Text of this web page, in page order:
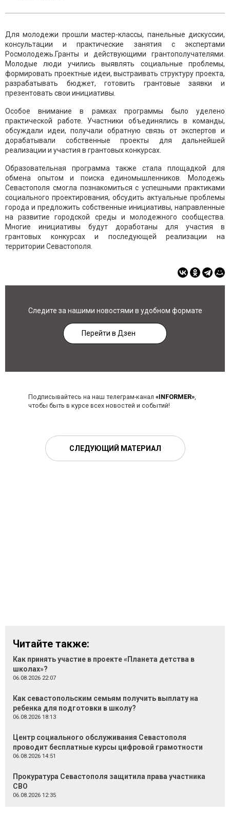
Для молодежи прошли мастер-классы, панельные дискуссии,
консультации и практические занятия с экспертами
Росмолодежь.Гранты и действующими грантополучателями.
Молодые люди учились выявлять социальные проблемы,
формировать проектные идеи, выстраивать структуру проекта,
разрабатывать бюджет, готовить грантовые заявки и
презентовать свои инициативы.
Особое внимание в рамках программы было уделено
практической работе. Участники объединялись в команды,
обсуждали идеи, получали обратную связь от экспертов и
дорабатывали собственные проекты для дальнейшей
реализации и участия в грантовых конкурсах.
Образовательная программа также стала площадкой для
обмена опытом и поиска единомышленников. Молодежь
Севастополя смогла познакомиться с успешными практиками
социального проектирования, обсудить актуальные проблемы
города и предложить собственные инициативы, направленные
на развитие городской среды и молодежного сообщества.
Многие инициативы будут доработаны для участия в
грантовых конкурсах и последующей реализации на
территории Севастополя.
Следите за нашими новостями в удобном формате
Перейти в Дзен
Подписывайтесь на наш телеграм-канал «INFORMER»,
чтобы быть в курсе всех новостей и событий!
СЛЕДУЮЩИЙ МАТЕРИАЛ
Читайте также:
Как принять участие в проекте «Планета детства в
школах»?
06.08.2026 22:07
Как севастопольским семьям получить выплату на
ребенка для подготовки в школу?
06.08.2026 18:13
Центр социального обслуживания Севастополя
проводит бесплатные курсы цифровой грамотности
06.08.2026 14:51
Прокуратура Севастополя защитила права участника
СВО
06.08.2026 12:35